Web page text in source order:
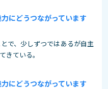
にどうつながっています
で、少しずつではあるが自主
きている。
にどうつながっています